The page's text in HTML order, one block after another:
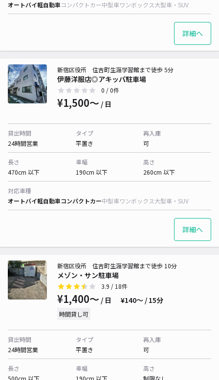
オートバイ軽自動車コンパクトカー中型車ワンボックス大型車・SUV
詳細へ
伊藤洋服店◎アキッパ駐車場
新宿区役所 住吉町生涯学習館まで徒歩 5分
0 / 0件
¥1,500〜 / 日
貸出時間
24時間営業
タイプ
平置き
再入庫
可
長さ
470cm 以下
車幅
190cm 以下
高さ
260cm 以下
対応車種
オートバイ軽自動車コンパクトカー中型車ワンボックス大型車・SUV
詳細へ
メゾン・サン駐車場
新宿区役所 住吉町生涯学習館まで徒歩 10分
3.9 / 18件
¥1,400〜 / 日 ¥140〜 / 15分
時間貸し可
貸出時間
24時間営業
タイプ
平置き
再入庫
可
長さ
500cm 以下
車幅
190cm 以下
高さ
制限なし